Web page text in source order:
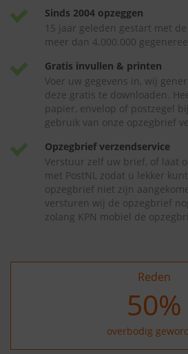
Sinds 2004 opzeggen
15 jaar geleden gestart met
meer dan 4.000.000
Gratis invullen & printen
Voer uw gegevens in, wij
deze gratis te downloaden.
papier, envelop of postzegel
gebruik van onze opzegbrief
Opzegbrief verzendservice
Verstuur zelf uw brief, of laat
met PostNL zodat u lekker
opzegbrief niet zijn
versturen wij de opzegbrief
zolang KPN mobiel de
Reden
50%
overbodig